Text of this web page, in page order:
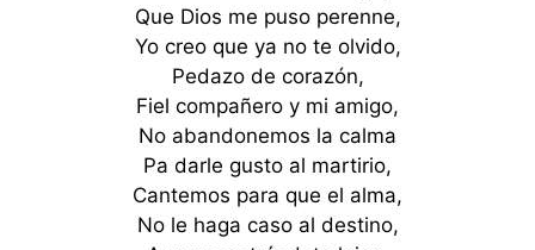
Que Dios me puso perenne,
Yo creo que ya no te olvido,
Pedazo de corazón,
Fiel compañero y mi amigo,
No abandonemos la calma
Pa darle gusto al martirio,
Cantemos para que el alma,
No le haga caso al destino,